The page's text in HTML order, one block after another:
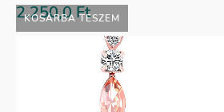
KOSÁRBA TESZEM
2.250,0Ft